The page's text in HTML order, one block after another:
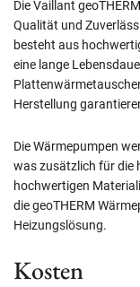
Die Vaillant
Qualität und
besteht aus
eine lange
Herstellung
Die Wärmepumpen
was zusätzlich für die
hochwertigen
die geoTHERM
Heizungslösung.
Kosten